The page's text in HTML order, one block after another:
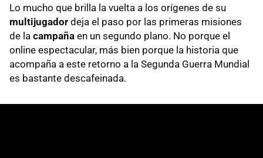
Lo mucho que brilla la vuelta a los orígenes de su
multijugador deja el paso por las primeras misiones
de la campaña en un segundo plano. No porque el
online espectacular, más bien porque la historia que
acompaña a este retorno a la Segunda Guerra Mundial
es bastante descafeinada.